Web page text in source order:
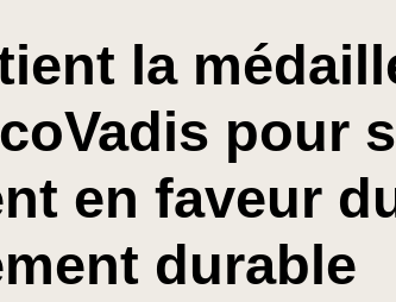
la
pour
en faveur
durable